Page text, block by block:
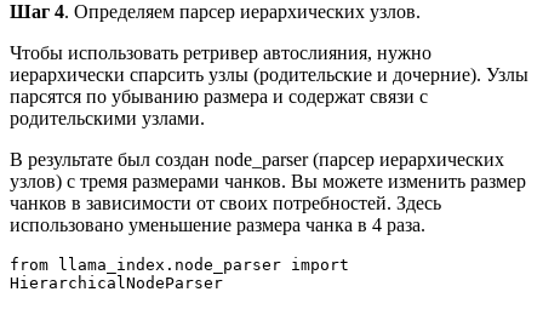
Шаг 4. Определяем парсер иерархических узлов.
Чтобы использовать ретривер автослияния, нужно
иерархически спарсить узлы (родительские и дочерние). Узлы
парсятся по убыванию размера и содержат связи с
родительскими узлами.
В результате был создан node_parser (парсер иерархических
узлов) с тремя размерами чанков. Вы можете изменить размер
чанков в зависимости от своих потребностей. Здесь
использовано уменьшение размера чанка в 4 раза.
from llama_index.node_parser import
HierarchicalNodeParser